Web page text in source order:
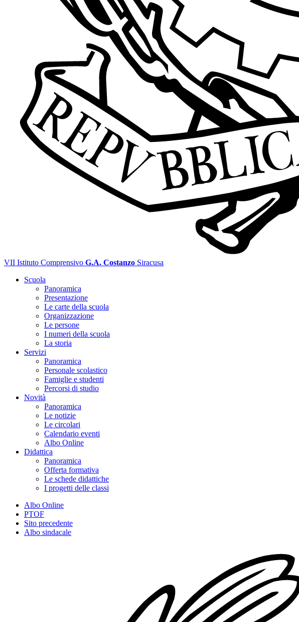
VII Istituto Comprensivo G.A. Costanzo Siracusa
Scuola
Panoramica
Presentazione
Le carte della scuola
Organizzazione
Le persone
I numeri della scuola
La storia
Servizi
Panoramica
Personale scolastico
Famiglie e studenti
Percorsi di studio
Novità
Panoramica
Le notizie
Le circolari
Calendario eventi
Albo Online
Didattica
Panoramica
Offerta formativa
Le schede didattiche
I progetti delle classi
Albo Online
PTOF
Sito precedente
Albo sindacale